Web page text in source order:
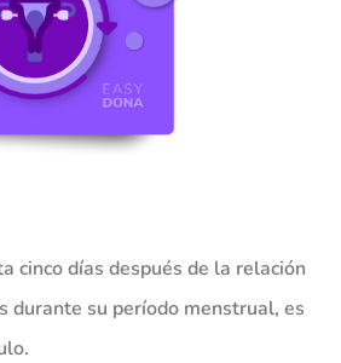
cinco días después de la relación
durante su período menstrual, es